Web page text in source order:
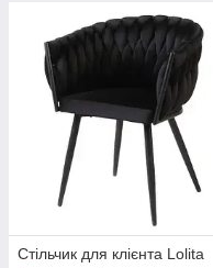
Стільчик для клієнта Lolita